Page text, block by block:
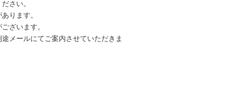
さい。
ります。
ざいます。
メールにてご案内させていただきま